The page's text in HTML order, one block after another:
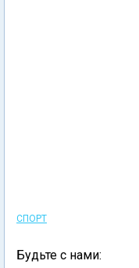
СПОРТ
Будьте с нами: